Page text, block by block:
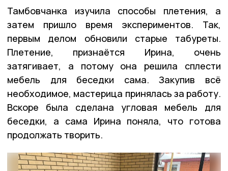
Тамбовчанка изучила способы плетения, а
затем пришло время экспериментов. Так,
первым делом обновили старые табуреты.
Плетение, признаётся Ирина, очень
затягивает, а потому она решила сплести
мебель для беседки сама. Закупив всё
необходимое, мастерица принялась за работу.
Вскоре была сделана угловая мебель для
беседки, а сама Ирина поняла, что готова
продолжать творить.